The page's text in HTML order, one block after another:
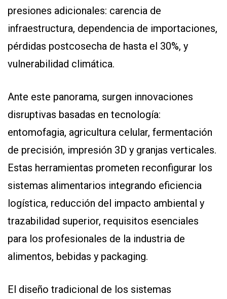
presiones adicionales: carencia de
infraestructura, dependencia de importaciones,
pérdidas postcosecha de hasta el 30%, y
vulnerabilidad climática.
Ante este panorama, surgen innovaciones
disruptivas basadas en tecnología:
entomofagia, agricultura celular, fermentación
de precisión, impresión 3D y granjas verticales.
Estas herramientas prometen reconfigurar los
sistemas alimentarios integrando eficiencia
logística, reducción del impacto ambiental y
trazabilidad superior, requisitos esenciales
para los profesionales de la industria de
alimentos, bebidas y packaging.
El diseño tradicional de los sistemas